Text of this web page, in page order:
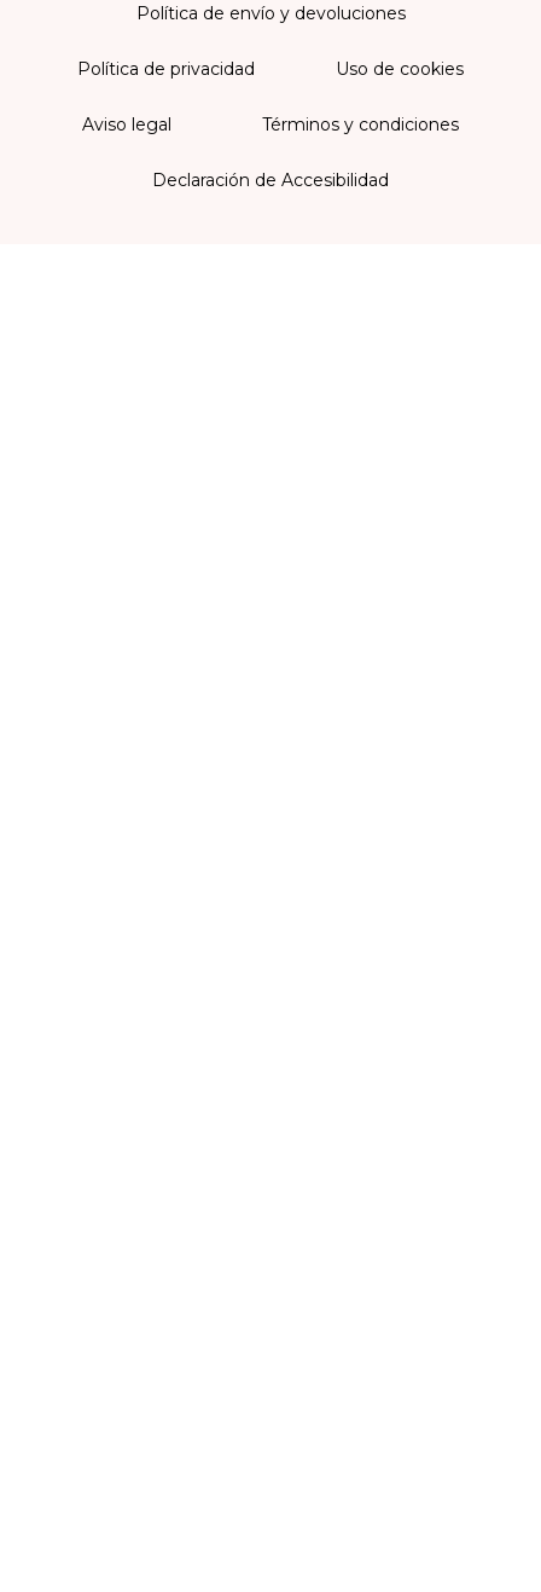
Política de envío y devoluciones
Política de privacidad Uso de cookies
Aviso legal Términos y condiciones
Declaración de Accesibilidad